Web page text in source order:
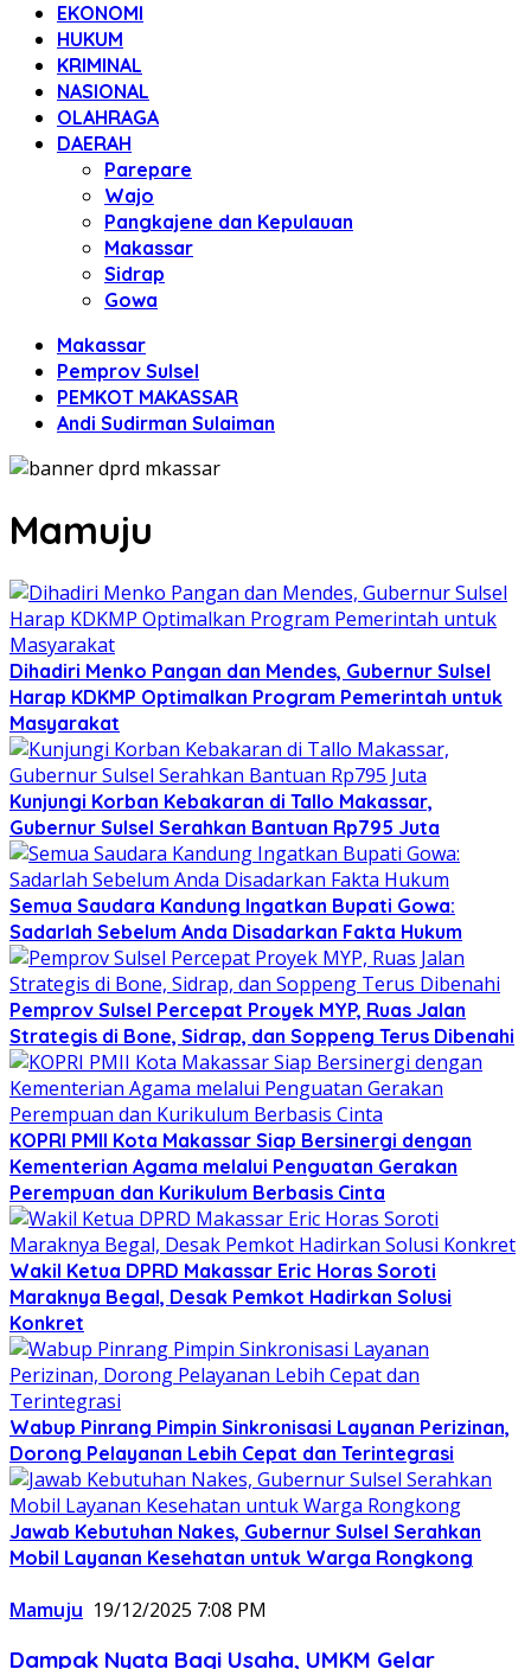
EKONOMI
HUKUM
KRIMINAL
NASIONAL
OLAHRAGA
DAERAH
Parepare
Wajo
Pangkajene dan Kepulauan
Makassar
Sidrap
Gowa
Makassar
Pemprov Sulsel
PEMKOT MAKASSAR
Andi Sudirman Sulaiman
Mamuju
Dihadiri Menko Pangan dan Mendes, Gubernur Sulsel
Harap KDKMP Optimalkan Program Pemerintah untuk
Masyarakat
Kunjungi Korban Kebakaran di Tallo Makassar,
Gubernur Sulsel Serahkan Bantuan Rp795 Juta
Semua Saudara Kandung Ingatkan Bupati Gowa:
Sadarlah Sebelum Anda Disadarkan Fakta Hukum
Pemprov Sulsel Percepat Proyek MYP, Ruas Jalan
Strategis di Bone, Sidrap, dan Soppeng Terus Dibenahi
KOPRI PMII Kota Makassar Siap Bersinergi dengan
Kementerian Agama melalui Penguatan Gerakan
Perempuan dan Kurikulum Berbasis Cinta
Wakil Ketua DPRD Makassar Eric Horas Soroti
Maraknya Begal, Desak Pemkot Hadirkan Solusi
Konkret
Wabup Pinrang Pimpin Sinkronisasi Layanan Perizinan,
Dorong Pelayanan Lebih Cepat dan Terintegrasi
Jawab Kebutuhan Nakes, Gubernur Sulsel Serahkan
Mobil Layanan Kesehatan untuk Warga Rongkong
Mamuju 19/12/2025 7:08 PM
Dampak Nyata Bagi Usaha, UMKM Gelar